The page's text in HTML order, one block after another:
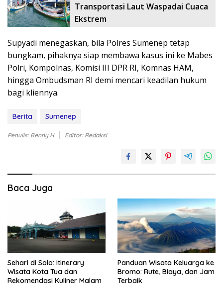
Transportasi Laut Waspadai Cuaca
Ekstrem
Supyadi menegaskan, bila Polres Sumenep tetap
bungkam, pihaknya siap membawa kasus ini ke Mabes
Polri, Kompolnas, Komisi III DPR RI, Komnas HAM,
hingga Ombudsman RI demi mencari keadilan hukum
bagi kliennya.
Berita Sumenep
Penulis: Benny.H Editor: Redaksi
Baca Juga
Sehari di Solo: Itinerary
Wisata Kota Tua dan
Rekomendasi Kuliner Malam
Panduan Wisata Keluarga ke
Bromo: Rute, Biaya, dan Jam
Terbaik